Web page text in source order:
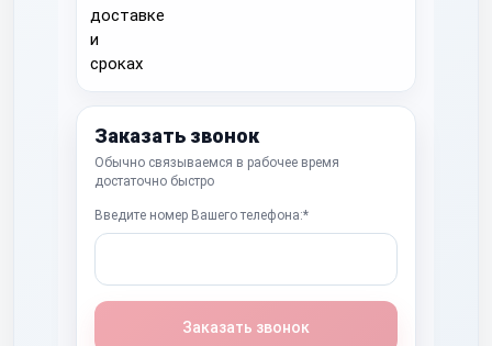
Заказать звонок
Обычно связываемся в рабочее время
достаточно быстро
Введите номер Вашего телефона:*
Заказать звонок